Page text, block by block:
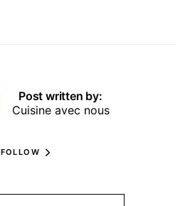
Post written by:
Cuisine avec nous
FOLLOW